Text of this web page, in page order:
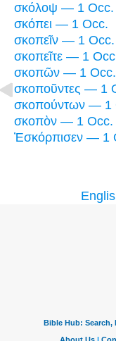
σκόλοψ — 1 Occ.
σκόπει — 1 Occ.
σκοπεῖν — 1 Occ.
σκοπεῖτε — 1
σκοπῶν — 1 Occ.
σκοποῦντες — 1
σκοπούντων — 1
σκοπὸν — 1 Occ.
Ἐσκόρπισεν — 1